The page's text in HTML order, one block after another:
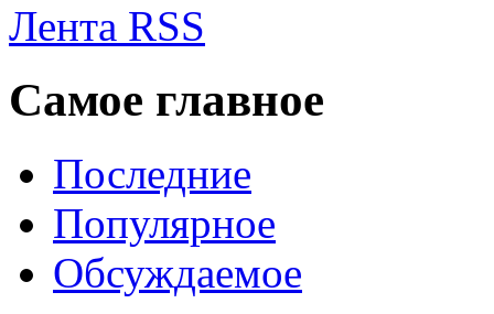
Лента RSS
Самое главное
Последние
Популярное
Обсуждаемое